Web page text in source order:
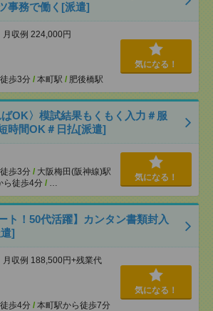
事務で働く[派遣]
収例 224,000円
歩3分 / 本町駅 / 肥後橋駅
気になる！
ばOK〉模試結果もくもく入力＃服
時間OK＃日払[派遣]
歩3分 / 大阪梅田(阪神線)駅
ら徒歩4分 / …
気になる！
ト！50代活躍】カンタン書類封入
]
収例 188,500円+残業代
歩4分 / 本町駅から徒歩7分
気になる！